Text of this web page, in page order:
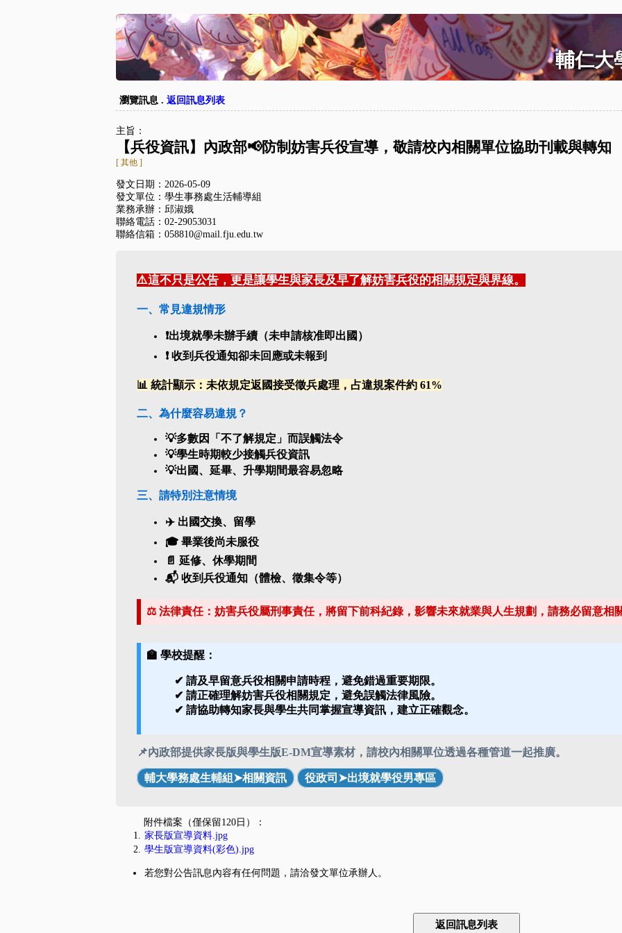
輔仁大
瀏覽訊息 . 返回訊息列表
主旨：
【兵役資訊】內政部📢防制妨害兵役宣導，敬請校內相關單位協助刊載與轉知
[ 其他 ]
發文日期：2026-05-09
發文單位：學生事務處生活輔導組
業務承辦：邱淑娥
聯絡電話：02-29053031
聯絡信箱：058810@mail.fju.edu.tw
⚠️這不只是公告，更是讓學生與家長及早了解妨害兵役的相關規定與界線。
一、常見違規情形
❗出境就學未辦手續（未申請核准即出國）
❗ 收到兵役通知卻未回應或未報到
📊 統計顯示：未依規定返國接受徵兵處理，占違規案件約 61%
二、為什麼容易違規？
💡多數因「不了解規定」而誤觸法令
💡學生時期較少接觸兵役資訊
💡出國、延畢、升學期間最容易忽略
三、請特別注意情境
✈️ 出國交換、留學
🎓 畢業後尚未服役
📄 延修、休學期間
📬 收到兵役通知（體檢、徵集令等）
⚖️ 法律責任：妨害兵役屬刑事責任，將留下前科紀錄，影響未來就業與人生規劃，請務必留意相
🏫 學校提醒：
✔ 請及早留意兵役相關申請時程，避免錯過重要期限。
✔ 請正確理解妨害兵役相關規定，避免誤觸法律風險。
✔ 請協助轉知家長與學生共同掌握宣導資訊，建立正確觀念。
📌內政部提供家長版與學生版E-DM宣導素材，請校內相關單位透過各種管道一起推廣。
輔大學務處生輔組➤相關資訊 役政司➤出境就學役男專區
附件檔案（僅保留120日）：
家長版宣導資料.jpg
學生版宣導資料(彩色).jpg
若您對公告訊息內容有任何問題，請洽發文單位承辦人。